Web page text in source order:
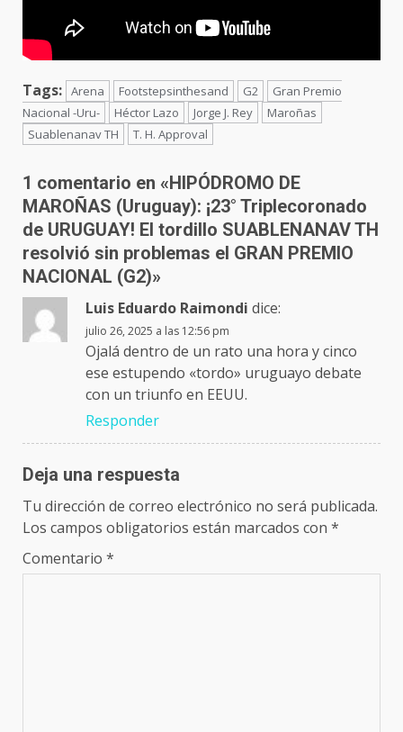
Tags: Arena Footstepsinthesand G2
Gran Premio
Nacional -Uru-
Héctor Lazo Jorge J. Rey
Maroñas
Suablenanav TH
T. H. Approval
1 comentario en «HIPÓDROMO DE
MAROÑAS (Uruguay): ¡23° Triplecoronado
de URUGUAY! El tordillo SUABLENANAV TH
resolvió sin problemas el GRAN PREMIO
NACIONAL (G2)»
Luis Eduardo Raimondi dice:
julio 26, 2025 a las 12:56 pm
Ojalá dentro de un rato una hora y cinco
ese estupendo «tordo» uruguayo debate
con un triunfo en EEUU.
Responder
Deja una respuesta
Tu dirección de correo electrónico no será publicada.
Los campos obligatorios están marcados con *
Comentario *